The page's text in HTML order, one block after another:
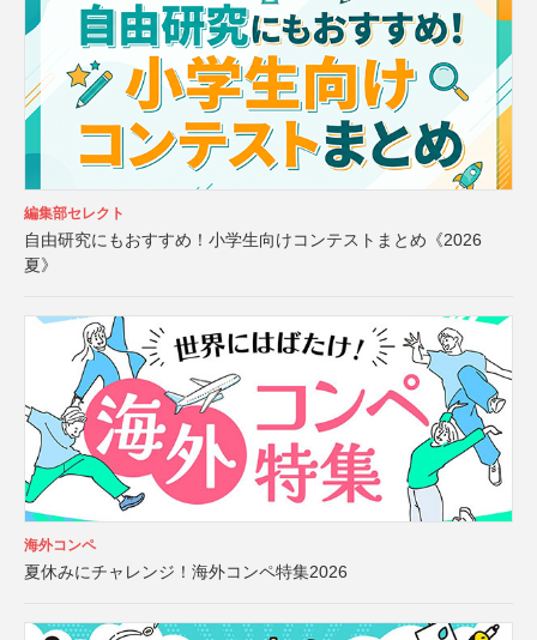
編集部セレクト
自由研究にもおすすめ！小学生向けコンテストまとめ《2026
夏》
海外コンペ
夏休みにチャレンジ！海外コンペ特集2026